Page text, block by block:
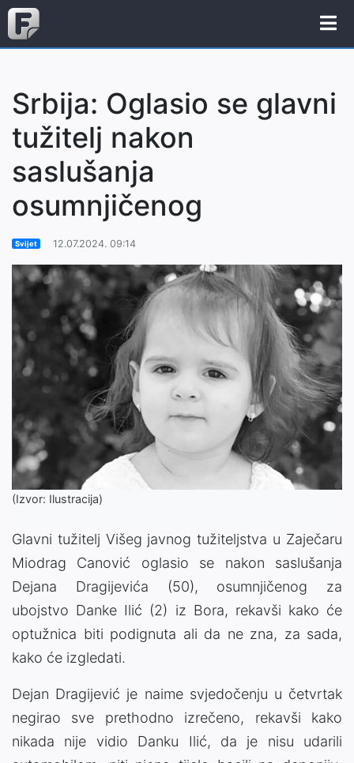
Srbija: Oglasio se glavni
tužitelj nakon
saslušanja
osumnjičenog
Svijet 12.07.2024. 09:14
(Izvor: Ilustracija)
Glavni tužitelj Višeg javnog tužiteljstva u Zaječaru
Miodrag Canović oglasio se nakon saslušanja
Dejana Dragijevića (50), osumnjičenog za
ubojstvo Danke Ilić (2) iz Bora, rekavši kako će
optužnica biti podignuta ali da ne zna, za sada,
kako će izgledati.
Dejan Dragijević je naime svjedočenju u četvrtak
negirao sve prethodno izrečeno, rekavši kako
nikada nije vidio Danku Ilić, da je nisu udarili